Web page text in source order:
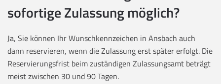
sofortige Zulassung möglich?
Ja, Sie können Ihr Wunschkennzeichen in Ansbach auch
dann reservieren, wenn die Zulassung erst später erfolgt. Die
Reservierungsfrist beim zuständigen Zulassungsamt beträgt
meist zwischen 30 und 90 Tagen.